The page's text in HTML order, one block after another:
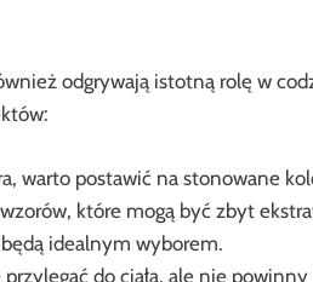
odgrywają istotną rolę w
warto postawić na stonowane
które mogą być zbyt
będą idealnym wyborem.
do ciała, ale nie